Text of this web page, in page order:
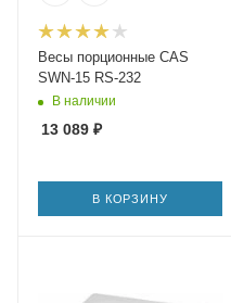
Весы порционные CAS
SWN-15 RS-232
В наличии
13 089 ₽
В КОРЗИНУ